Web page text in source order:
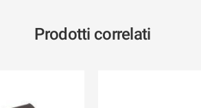
Prodotti correlati